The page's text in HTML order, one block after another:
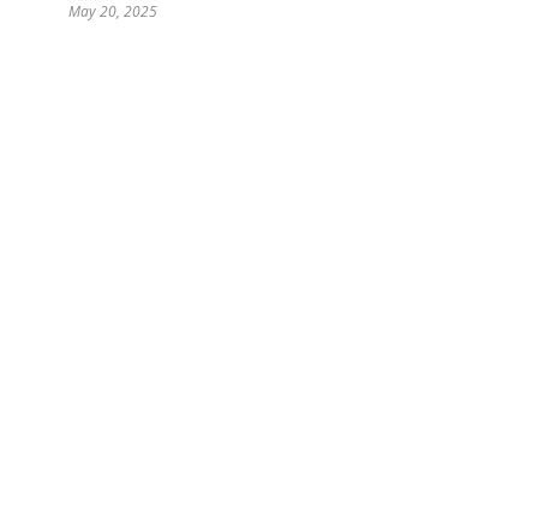
May 20, 2025